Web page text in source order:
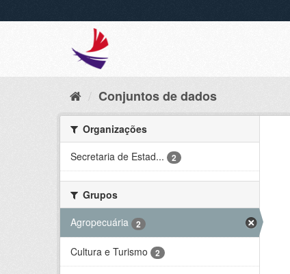
Conjuntos de dados
Organizações
Secretaria de Estad...
2
Grupos
Agropecuária
2
Cultura e Turismo 2